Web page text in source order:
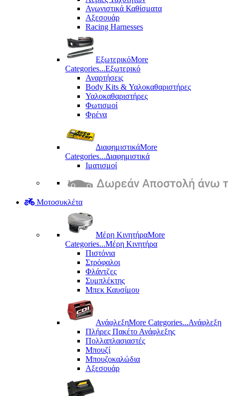
Αγωνιστικά Καθίσματα
Αξεσουάρ
Racing Harnesses
ΕξωτερικόMore
Categories...Εξωτερικό
Αναρτήσεις
Body Kits & Υαλοκαθαριστήρες
Υαλοκαθαριστήρες
Φωτισμοί
Φρένα
ΔιαφημιστικάMore
Categories...Διαφημιστικά
Ιματισμοί
Μοτοσυκλέτα
Μέρη KινητήραMore
Categories...Μέρη Kινητήρα
Πιστόνια
Στρόφαλοι
Φλάντζες
Συμπλέκτης
Μπεκ Καυσίμου
ΑνάφλεξηMore Categories...Ανάφλεξη
Πλήρες Πακέτο Ανάφλεξης
Πολλαπλασιαστές
Μπουζί
Μπουζοκαλώδια
Αξεσουάρ